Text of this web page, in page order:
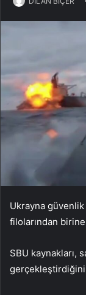
Ukrayna güvenlik
filolarından
SBU kaynakları,